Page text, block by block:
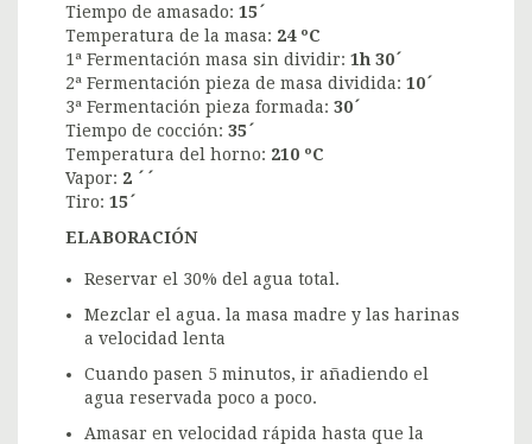
Tiempo de amasado: 15´
Temperatura de la masa: 24 ºC
1ª Fermentación masa sin dividir: 1h 30´
2ª Fermentación pieza de masa dividida: 10´
3ª Fermentación pieza formada: 30´
Tiempo de cocción: 35´
Temperatura del horno: 210 ºC
Vapor: 2 ´´
Tiro: 15´
ELABORACIÓN
Reservar el 30% del agua total.
Mezclar el agua. la masa madre y las harinas
a velocidad lenta
Cuando pasen 5 minutos, ir añadiendo el
agua reservada poco a poco.
Amasar en velocidad rápida hasta que la